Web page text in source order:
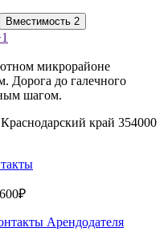
Вместимость 2
микрорайоне
Дорога до галечного
шагом.
край 354000
Арендодателя